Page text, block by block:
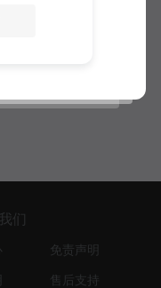
们
免责声明
售后支持